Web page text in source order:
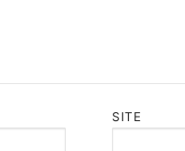
SITE